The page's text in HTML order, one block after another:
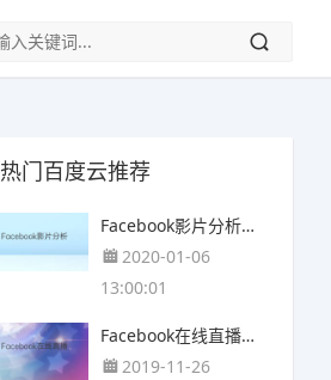
热门百度云推荐
Facebook影片分析工具，观众速速现形！
2020-01-06
13:00:01
Facebook在线直播的五项改变
2019-11-26